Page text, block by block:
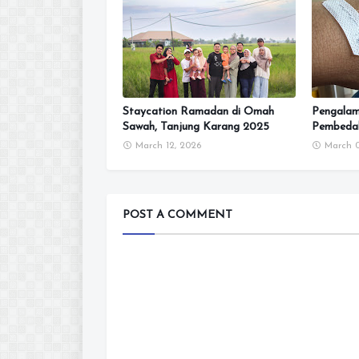
Staycation Ramadan di Omah
Sawah, Tanjung Karang 2025
March 12, 2026 March
POST A COMMENT